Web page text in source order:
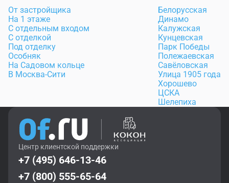
От застройщика
На 1 этаже
С отдельным входом
С отделкой
Под отделку
Особняк
На Садовом кольце
В Москва-Сити
Белорусская
Динамо
Калужская
Кунцевская
Парк Победы
Полежаевская
Савёловская
Улица 1905 года
Хорошево
ЦСКА
Шелепиха
Центр клиентской поддержки
+7 (495) 646-13-46
+7 (800) 555-65-64